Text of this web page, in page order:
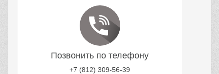
Позвонить по телефону
+7 (812) 309-56-39